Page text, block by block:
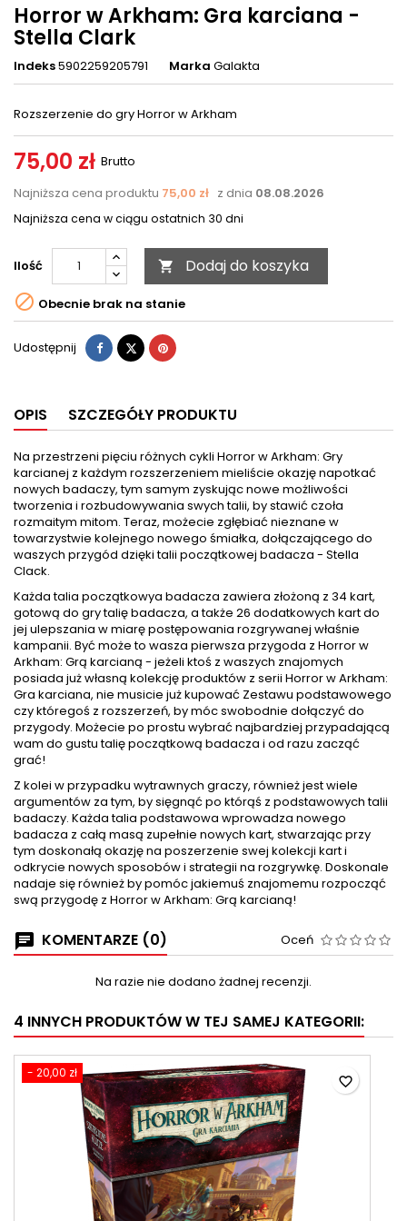
Horror w Arkham: Gra karciana -
Stella Clark
Indeks5902259205791 Marka Galakta
Rozszerzenie do gry Horror w Arkham
75,00 zł Brutto
Najniższa cena produktu 75,00 zł z dnia 08.08.2026
Najniższa cena w ciągu ostatnich 30 dni
Ilość  Dodaj do koszyka
 Obecnie brak na stanie
Udostępnij Udostępnij
TweetujPinterest
OPIS SZCZEGÓŁY PRODUKTU
Na przestrzeni pięciu różnych cykli Horror w Arkham: Gry
karcianej z każdym rozszerzeniem mieliście okazję napotkać
nowych badaczy, tym samym zyskując nowe możliwości
tworzenia i rozbudowywania swych talii, by stawić czoła
rozmaitym mitom. Teraz, możecie zgłębiać nieznane w
towarzystwie kolejnego nowego śmiałka, dołączającego do
waszych przygód dzięki talii początkowej badacza - Stella
Clack.
Każda talia początkowya badacza zawiera złożoną z 34 kart,
gotową do gry talię badacza, a także 26 dodatkowych kart do
jej ulepszania w miarę postępowania rozgrywanej właśnie
kampanii. Być może to wasza pierwsza przygoda z Horror w
Arkham: Grą karcianą - jeżeli ktoś z waszych znajomych
posiada już własną kolekcję produktów z serii Horror w Arkham:
Gra karciana, nie musicie już kupować Zestawu podstawowego
czy któregoś z rozszerzeń, by móc swobodnie dołączyć do
przygody. Możecie po prostu wybrać najbardziej przypadającą
wam do gustu talię początkową badacza i od razu zacząć
grać!
Z kolei w przypadku wytrawnych graczy, również jest wiele
argumentów za tym, by sięgnąć po którąś z podstawowych talii
badaczy. Każda talia podstawowa wprowadza nowego
badacza z całą masą zupełnie nowych kart, stwarzając przy
tym doskonałą okazję na poszerzenie swej kolekcji kart i
odkrycie nowych sposobów i strategii na rozgrywkę. Doskonale
nadaje się również by pomóc jakiemuś znajomemu rozpocząć
swą przygodę z Horror w Arkham: Grą karcianą!
KOMENTARZE (0) Oceń
Na razie nie dodano żadnej recenzji.
4 INNYCH PRODUKTÓW W TEJ SAMEJ KATEGORII:
- 20,00 zł
favorite_border